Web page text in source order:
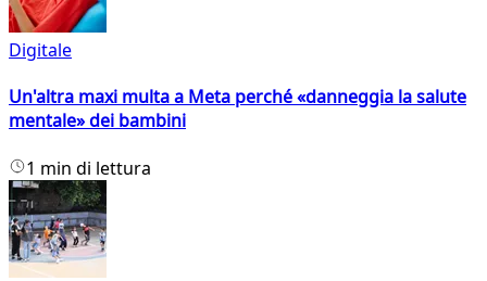
Digitale
Un'altra maxi multa a Meta perché «danneggia la salute
mentale» dei bambini
1 min di lettura